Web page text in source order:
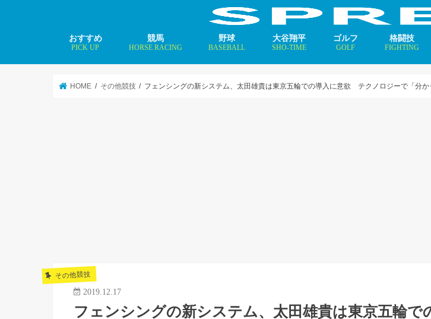
おすすめ
PICK UP
競馬
HORSE RACING
野球
BASEBALL
大谷翔平
SHO-TIME
ゴルフ
GOLF
格闘技
FIGHTING
HOME その他競技 フェンシングの新システム、太田雄貴は東京五輪での導入に意欲 テクノロジーで「分か
その他競技
2019.12.17
フェンシングの新システム、太田雄貴は東京五輪で